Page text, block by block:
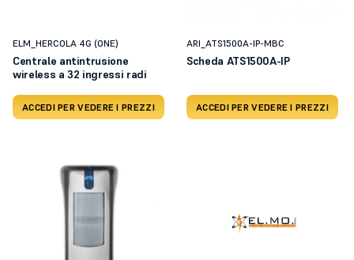
ELM_HERCOLA 4G (ONE)
Centrale antintrusione
wireless a 32 ingressi radi
ACCEDI PER VEDERE I PREZZI
ARI_ATS1500A-IP-MBC
Scheda ATS1500A-IP
ACCEDI PER VEDERE I PREZZI